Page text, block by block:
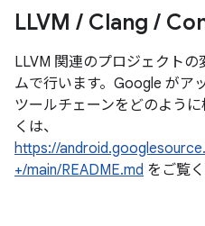
LLVM / Clang /
LLVM 関連のプロジェクト
ムで行います。Google がア
ツールチェーンをどのよう
くは、
https://
+/main/README.md をご覧く